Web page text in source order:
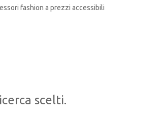
fashion a prezzi accessibili
scelti.